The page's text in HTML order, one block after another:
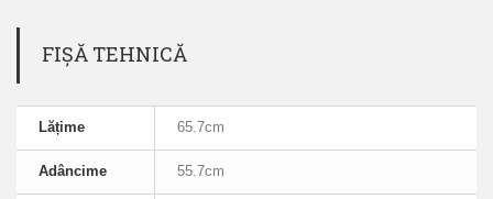
FIȘĂ TEHNICĂ
Lățime 65.7cm
Adâncime 55.7cm